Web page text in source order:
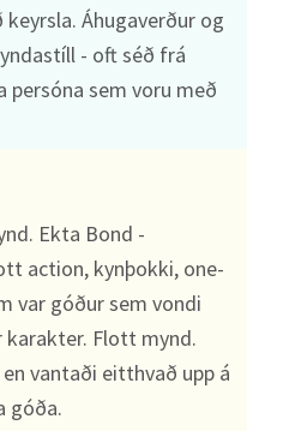
keyrsla. Áhugaverður og
- oft séð frá
persóna sem voru með
Ekta Bond -
action, kynþokki, one-
var góður sem vondi
karakter. Flott mynd.
vantaði eitthvað upp á
góða.